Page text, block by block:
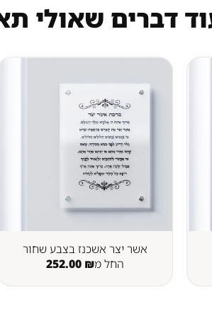
דברים שאולי
אשר יצר אשכנז בצבע שחור
החל מ
252.00 ₪